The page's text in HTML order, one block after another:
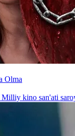
Olma
kino san'ati